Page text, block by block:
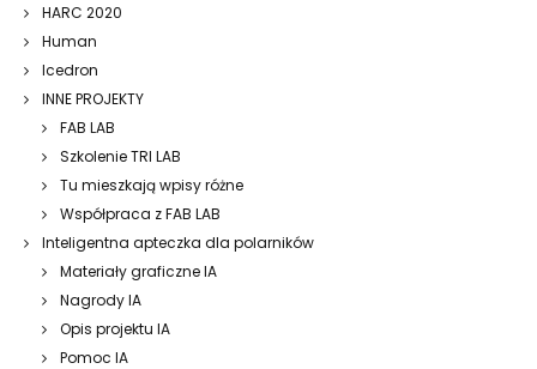
HARC 2020
Human
Icedron
INNE PROJEKTY
FAB LAB
Szkolenie TRI LAB
Tu mieszkają wpisy różne
Współpraca z FAB LAB
Inteligentna apteczka dla polarników
Materiały graficzne IA
Nagrody IA
Opis projektu IA
Pomoc IA